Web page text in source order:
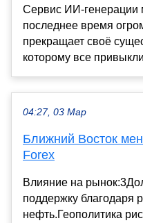
Сервис ИИ-генерации
последнее время
прекращает своё
которому все
04:27, 03 Мар
Ближний Восток
Forex
Влияние на
поддержку благодаря
нефть.Геополитика